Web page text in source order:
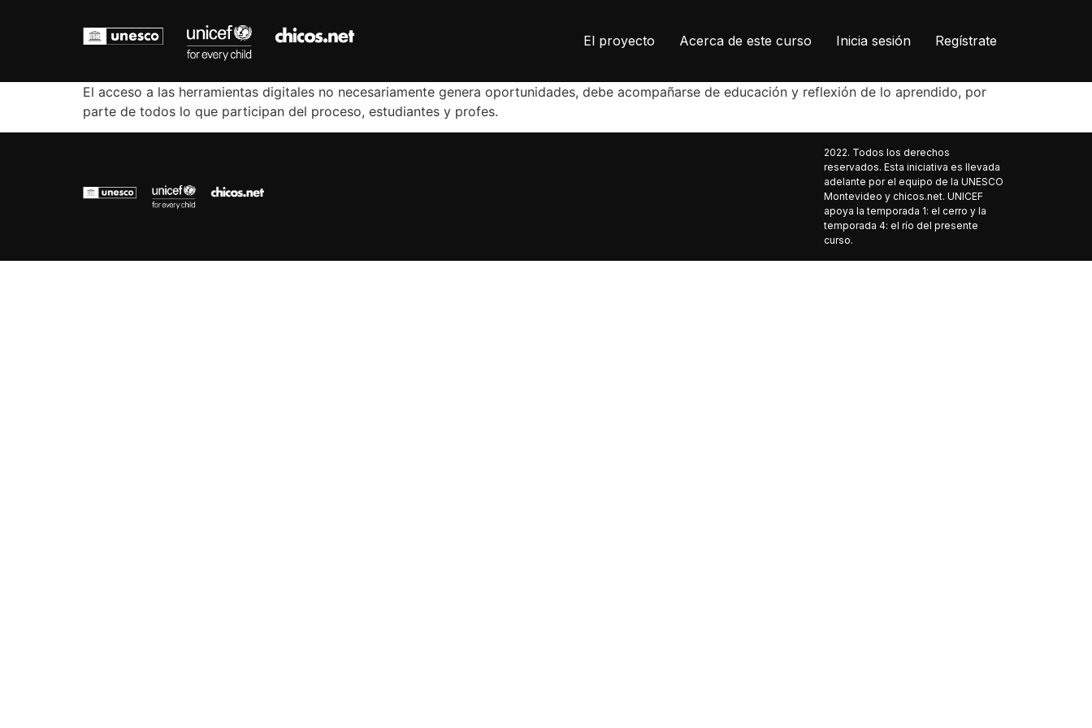
El proyecto Acerca de este curso Inicia sesión Regístrate
El acceso a las herramientas digitales no necesariamente genera oportunidades, debe acompañarse de educación y reflexión de lo aprendido, por
parte de todos lo que participan del proceso, estudiantes y profes.
2022. Todos los derechos
reservados. Esta iniciativa es llevada
adelante por el equipo de la UNESCO
Montevideo y chicos.net. UNICEF
apoya la temporada 1: el cerro y la
temporada 4: el río del presente
curso.